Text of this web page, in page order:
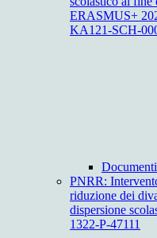
ERASMUS+
KA121-SCH-
Documenti
PNRR:
riduzione dei
dispersione
1322-P-47111